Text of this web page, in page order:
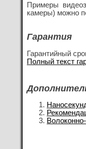
Примеры
камеры) можно
Гарантия
Гарантийный
Полный текст